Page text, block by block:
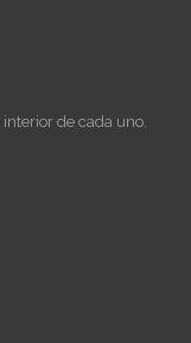
de cada uno.